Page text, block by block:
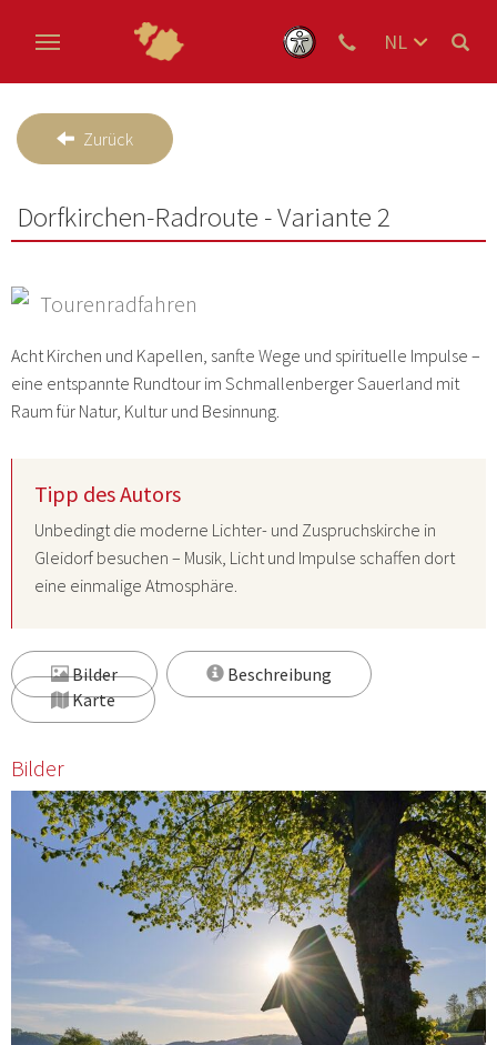
NL
Zurück
Dorfkirchen-Radroute - Variante 2
Tourenradfahren
Acht Kirchen und Kapellen, sanfte Wege und spirituelle Impulse –
eine entspannte Rundtour im Schmallenberger Sauerland mit
Raum für Natur, Kultur und Besinnung.
Tipp des Autors
Unbedingt die moderne Lichter- und Zuspruchskirche in
Gleidorf besuchen – Musik, Licht und Impulse schaffen dort
eine einmalige Atmosphäre.
Bilder
Beschreibung
Karte
Bilder